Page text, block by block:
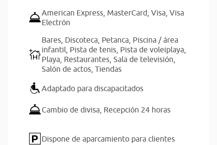
American Express, MasterCard, Visa, Visa
Electrón
Bares, Discoteca, Petanca, Piscina / área
infantil, Pista de tenis, Pista de voleiplaya,
Playa, Restaurantes, Sala de televisión,
Salón de actos, Tiendas
Adaptado para discapacitados
Cambio de divisa, Recepción 24 horas
Dispone de aparcamiento para clientes